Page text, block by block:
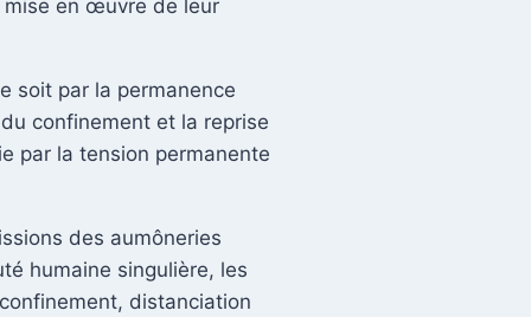
mise en œuvre de leur
soit par la permanence
confinement et la reprise
par la tension permanente
des aumôneries
humaine singulière, les
distanciation